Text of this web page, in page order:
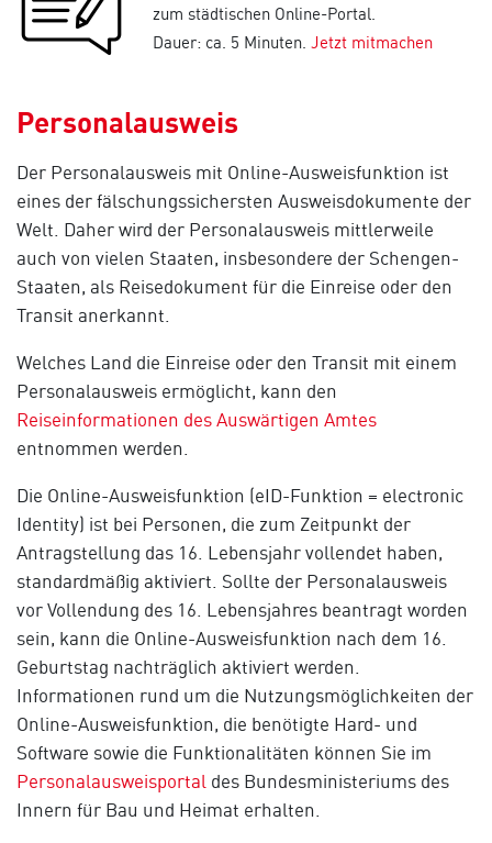
zum städtischen Online-Portal.
Dauer: ca. 5 Minuten. Jetzt mitmachen
Personalausweis
Der Personalausweis mit Online-Ausweisfunktion ist
eines der fälschungssichersten Ausweisdokumente der
Welt. Daher wird der Personalausweis mittlerweile
auch von vielen Staaten, insbesondere der Schengen-
Staaten, als Reisedokument für die Einreise oder den
Transit anerkannt.
Welches Land die Einreise oder den Transit mit einem
Personalausweis ermöglicht, kann den
Reiseinformationen des Auswärtigen Amtes
entnommen werden.
Die Online-Ausweisfunktion (eID-Funktion = electronic
Identity) ist bei Personen, die zum Zeitpunkt der
Antragstellung das 16. Lebensjahr vollendet haben,
standardmäßig aktiviert. Sollte der Personalausweis
vor Vollendung des 16. Lebensjahres beantragt worden
sein, kann die Online-Ausweisfunktion nach dem 16.
Geburtstag nachträglich aktiviert werden.
Informationen rund um die Nutzungsmöglichkeiten der
Online-Ausweisfunktion, die benötigte Hard- und
Software sowie die Funktionalitäten können Sie im
Personalausweisportal des Bundesministeriums des
Innern für Bau und Heimat erhalten.